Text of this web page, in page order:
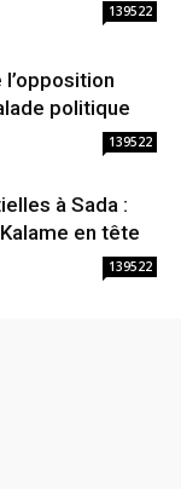
139522
politique
139522
à Sada :
en tête
139522